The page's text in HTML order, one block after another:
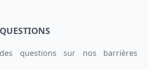
questions sur nos barrières